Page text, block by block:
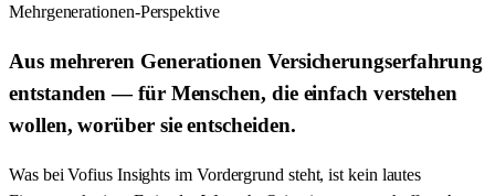
Mehrgenerationen-Perspektive
Aus mehreren Generationen Versicherungserfahrung
entstanden — für Menschen, die einfach verstehen
wollen, worüber sie entscheiden.
Was bei Vofius Insights im Vordergrund steht, ist kein lautes